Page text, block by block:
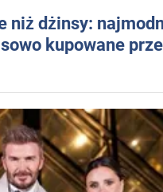
niż dżinsy:
kupowane